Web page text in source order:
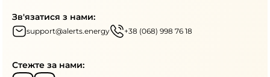
Зв'язатися з нами:
support@alerts.energy +38 (068) 998 76 18
Стежте за нами: